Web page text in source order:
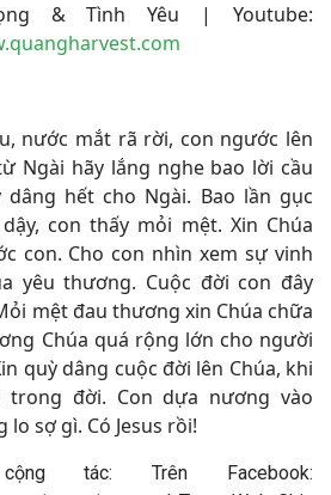
& Tình Yêu | Youtube:
nước mắt rã rời, con ngước lên
Ngài hãy lắng nghe bao lời cầu
hết cho Ngài. Bao lần gục
con thấy mỏi mệt. Xin Chúa
con. Cho con nhìn xem sự vinh
yêu thương. Cuộc đời con đây
mệt đau thương xin Chúa chữa
Chúa quá rộng lớn cho người
quỳ dâng cuộc đời lên Chúa, khi
trong đời. Con dựa nương vào
sợ gì. Có Jesus rồi!
tác: Trên Facebook: